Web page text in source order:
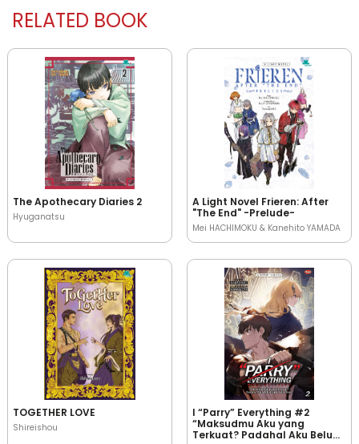
RELATED BOOK
The Apothecary Diaries 2
Hyuganatsu
A Light Novel Frieren: After
"The End" -Prelude-
Mei HACHIMOKU & Kanehito YAMADA
TOGETHER LOVE
Shireishou
I “Parry” Everything #2
“Maksudmu Aku yang
Terkuat? Padahal Aku Belum